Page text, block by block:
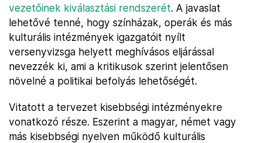
vezetőinek kiválasztási rendszerét. A javaslat
lehetővé tenné, hogy színházak, operák és más
kulturális intézmények igazgatóit nyílt
versenyvizsga helyett meghívásos eljárással
nevezzék ki, ami a kritikusok szerint jelentősen
növelné a politikai befolyás lehetőségét.
Vitatott a tervezet kisebbségi intézményekre
vonatkozó része. Eszerint a magyar, német vagy
más kisebbségi nyelven működő kulturális